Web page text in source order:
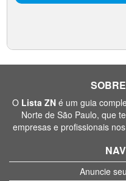
O Lista ZNé um guia
Norte de São Paulo, que
empresas e profissionais
Anuncie